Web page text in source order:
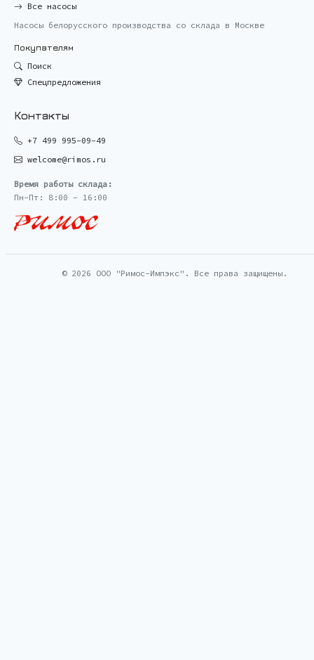
Все насосы
Насосы белорусского производства со склада в Москве
Покупателям
Поиск
Спецпредложения
Контакты
+7 499 995-09-49
welcome@rimos.ru
Время работы склада:
Пн-Пт: 8:00 - 16:00
© 2026 ООО "Римос-Импэкс". Все права защищены.